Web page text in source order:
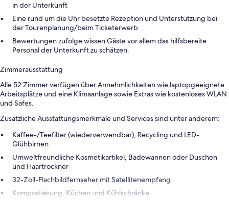
in der Unterkunft
Eine rund um die Uhr besetzte Rezeption und Unterstützung bei
der Tourenplanung/beim Ticketerwerb
Bewertungen zufolge wissen Gäste vor allem das hilfsbereite
Personal der Unterkunft zu schätzen.
Zimmerausstattung
Alle 52 Zimmer verfügen über Annehmlichkeiten wie laptopgeeignete
Arbeitsplätze und eine Klimaanlage sowie Extras wie kostenloses WLAN
und Safes.
Zusätzliche Ausstattungsmerkmale und Services sind unter anderem:
Kaffee-/Teefilter (wiederverwendbar), Recycling und LED-
Glühbirnen
Umweltfreundliche Kosmetikartikel, Badewannen oder Duschen
und Haartrockner
32-Zoll-Flachbildfernseher mit Satellitenempfang
Kompostierung, Küchen und Kühlschränke